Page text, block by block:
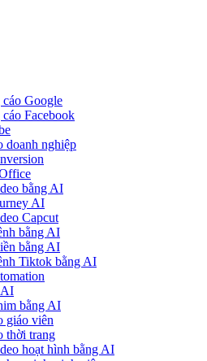
Google
Facebook
doanh nghiệp
bằng AI
AI
Capcut
bằng AI
bằng AI
Tiktok bằng AI
AI
bằng AI
giáo viên
thời trang
hoạt hình bằng AI